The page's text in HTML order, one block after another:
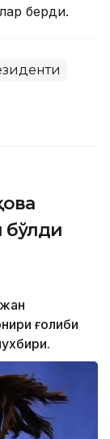
берди.
бўлди
ғолиби